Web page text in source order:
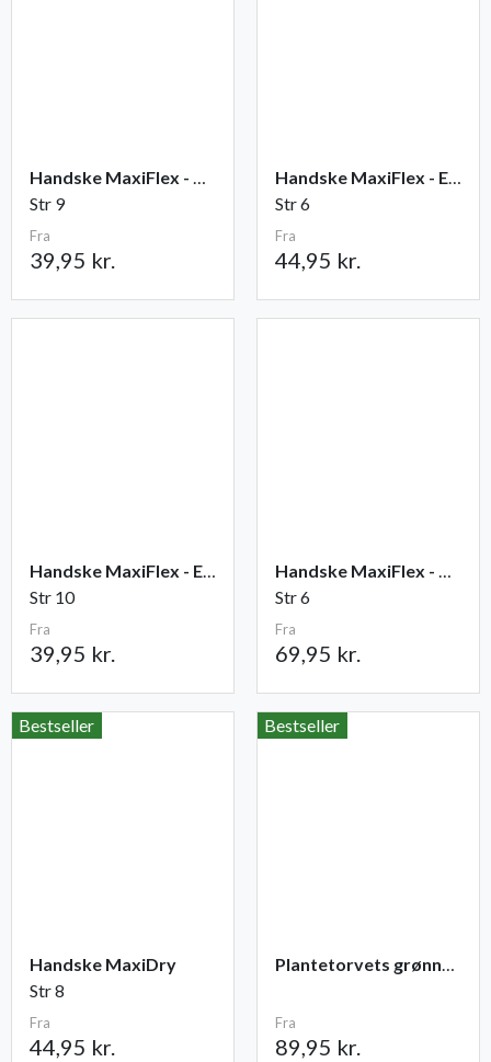
Handske MaxiFlex - Ultimate
Str 9
Fra
39,95 kr.
Handske MaxiFlex - Endurance
Str 6
Fra
44,95 kr.
Handske MaxiFlex - Elite
Str 10
Fra
39,95 kr.
Handske MaxiFlex - Cut
Str 6
Fra
69,95 kr.
Bestseller
Handske MaxiDry
Str 8
Fra
44,95 kr.
Bestseller
Plantetorvets grønne vandingspose 75 liter
Fra
89,95 kr.